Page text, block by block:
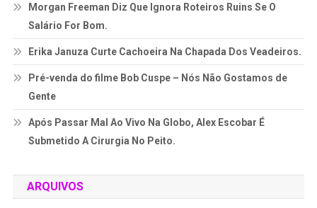
Morgan Freeman Diz Que Ignora Roteiros Ruins Se O
Salário For Bom.
Erika Januza Curte Cachoeira Na Chapada Dos Veadeiros.
Pré-venda do filme Bob Cuspe – Nós Não Gostamos de
Gente
Após Passar Mal Ao Vivo Na Globo, Alex Escobar É
Submetido A Cirurgia No Peito.
ARQUIVOS